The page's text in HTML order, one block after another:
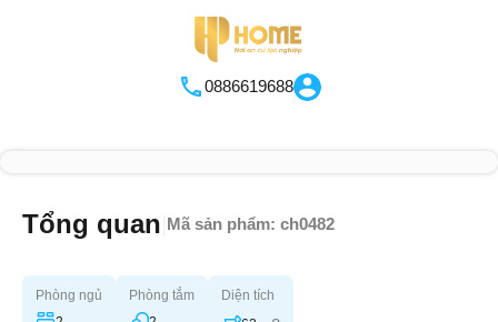
0886619688
Tổng quan Mã sản phẩm: ch0482
Phòng ngủ
Phòng tắm
Diện tích